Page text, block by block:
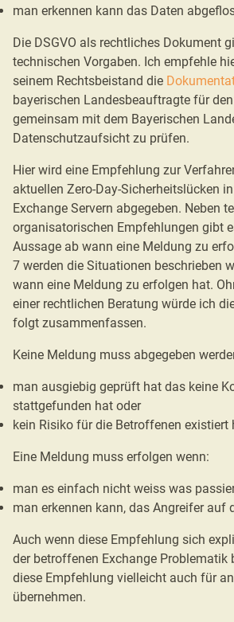
man erkennen kann das Daten
Die DSGVO als rechtliches Dokument
technischen Vorgaben. Ich empfehle
seinem Rechtsbeistand die
bayerischen Landesbeauftragte für
gemeinsam mit dem Bayerischen
Datenschutzaufsicht zu prüfen.
Hier wird eine Empfehlung zur
aktuellen Zero-Day-Sicherheitslücken
Exchange Servern abgegeben. Neben
organisatorischen Empfehlungen gibt
Aussage ab wann eine Meldung zu
7 werden die Situationen beschrieben
wann eine Meldung zu erfolgen hat.
einer rechtlichen Beratung würde ich
folgt zusammenfassen.
Keine Meldung muss abgegeben
man ausgiebig geprüft hat das keine
stattgefunden hat oder
kein Risiko für die Betroffenen existiert
Eine Meldung muss erfolgen wenn:
man es einfach nicht weiss was
man erkennen kann, das Angreifer auf
Auch wenn diese Empfehlung sich
der betroffenen Exchange Problematik
diese Empfehlung vielleicht auch für
übernehmen.